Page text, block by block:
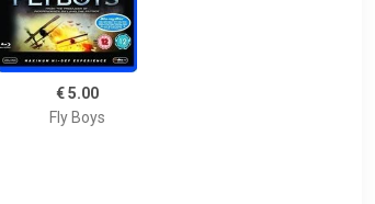
€ 5.00
Fly Boys